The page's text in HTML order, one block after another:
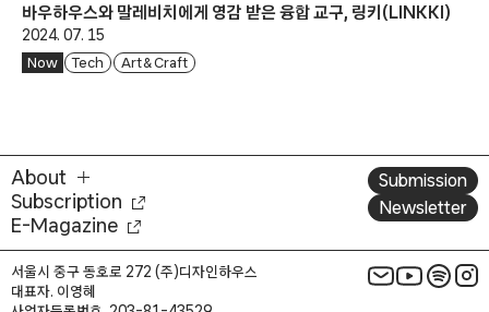
바우하우스와 말레비치에게 영감 받은 융합 교구, 링키(LINKKI)
2024. 07. 15
Now Tech Art & Craft
About
Subscription
E-Magazine
Submission
Newsletter
서울시 중구 동호로 272 (주)디자인하우스
대표자. 이영혜